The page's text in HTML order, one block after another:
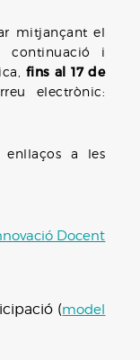
mitjançant el
continuació i
fins al 17 de
electrònic:
a les
Docent
(model